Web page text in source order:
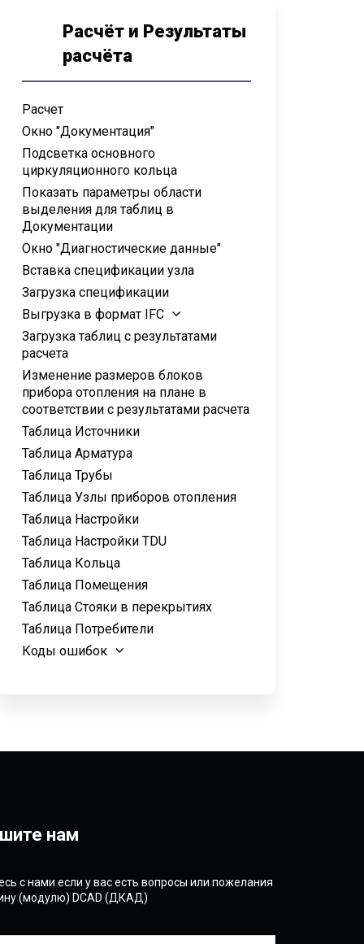
Расчёт и Результаты
расчёта
Расчет
Окно "Документация"
Подсветка основного
циркуляционного кольца
Показать параметры области
выделения для таблиц в
Документации
Окно "Диагностические данные"
Вставка спецификации узла
Загрузка спецификации
Выгрузка в формат IFC
Загрузка таблиц с результатами
расчета
Изменение размеров блоков
прибора отопления на плане в
соответствии с результатами расчета
Таблица Источники
Таблица Арматура
Таблица Трубы
Таблица Узлы приборов отопления
Таблица Настройки
Таблица Настройки TDU
Таблица Кольца
Таблица Помещения
Таблица Стояки в перекрытиях
Таблица Потребители
Коды ошибок
нам
с нами если у вас есть вопросы или пожелания
(модулю) DCAD (ДКАД)